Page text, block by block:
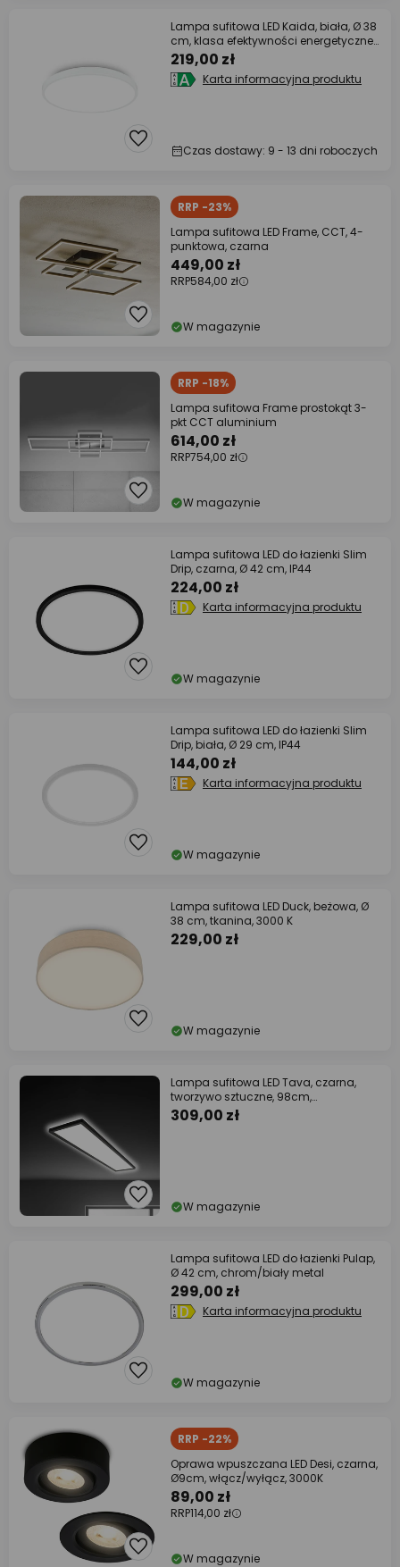
Lampa sufitowa LED Kaida, biała, Ø 38
cm, klasa efektywności energetycznej
A,
219,00 zł
Karta informacyjna produktu
Czas dostawy: 9 - 13 dni roboczych
RRP -23%
Lampa sufitowa LED Frame, CCT, 4-
punktowa, czarna
449,00 zł
RRP584,00 zł
W magazynie
RRP -18%
Lampa sufitowa Frame prostokąt 3-
pkt CCT aluminium
614,00 zł
RRP754,00 zł
W magazynie
Lampa sufitowa LED do łazienki Slim
Drip, czarna, Ø 42 cm, IP44
224,00 zł
Karta informacyjna produktu
W magazynie
Lampa sufitowa LED do łazienki Slim
Drip, biała, Ø 29 cm, IP44
144,00 zł
Karta informacyjna produktu
W magazynie
Lampa sufitowa LED Duck, beżowa, Ø
38 cm, tkanina, 3000 K
229,00 zł
W magazynie
Lampa sufitowa LED Tava, czarna,
tworzywo sztuczne, 98cm,
podświetlenie
309,00 zł
W magazynie
Lampa sufitowa LED do łazienki Pulap,
Ø 42 cm, chrom/biały metal
299,00 zł
Karta informacyjna produktu
W magazynie
RRP -22%
Oprawa wpuszczana LED Desi, czarna,
Ø9cm, włącz/wyłącz, 3000K
89,00 zł
RRP114,00 zł
W magazynie